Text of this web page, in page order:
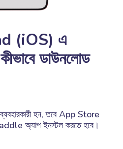
(iOS) এ
ডাউনলোড
হন, তবে App Store
অ্যাপ ইনস্টল করতে হবে।